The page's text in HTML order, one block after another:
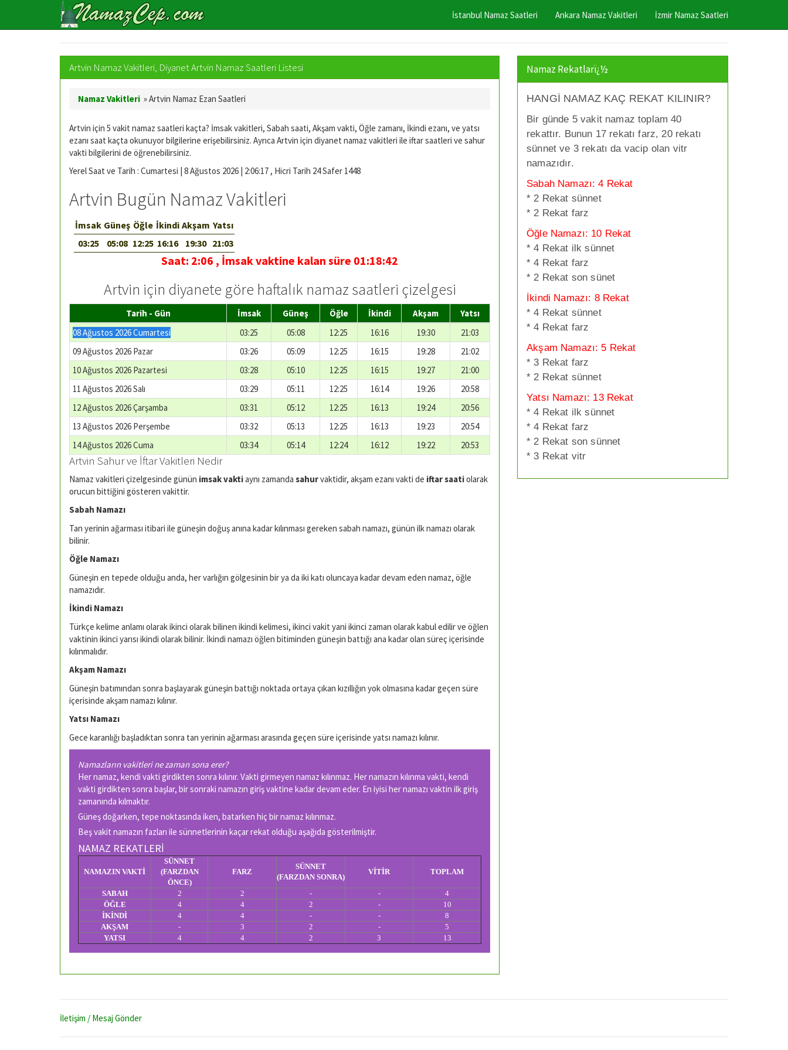
İstanbul Namaz Saatleri Ankara Namaz Vakitleri İzmir Namaz Saatleri
Artvin Namaz Vakitleri, Diyanet Artvin Namaz Saatleri Listesi
Namaz Vakitleri »Artvin Namaz Ezan Saatleri
Artvin için 5 vakit namaz saatleri kaçta? İmsak vakitleri, Sabah saati, Akşam vakti, Öğle zamanı, İkindi ezanı, ve yatsı
ezanı saat kaçta okunuyor bilgilerine erişebilirsiniz. Ayrıca Artvin için diyanet namaz vakitleri ile iftar saatleri ve sahur
vakti bilgilerini de öğrenebilirsiniz.
Yerel Saat ve Tarih : Cumartesi | 8 Ağustos 2026 | 2:06:17 , Hicri Tarih 24 Safer 1448
Artvin Bugün Namaz Vakitleri
İmsak
03:25
Güneş
05:08
Öğle
12:25
İkindi
16:16
Akşam
19:30
Yatsı
21:03
Saat: 2:06 , İmsak vaktine kalan süre 01:18:42
Artvin için diyanete göre haftalık namaz saatleri çizelgesi
Tarih - Gün İmsak Güneş Öğle İkindi Akşam
Yatsı
08 Ağustos 2026 Cumartesi
03:25 05:08 12:25 16:16 19:30
21:03
09 Ağustos 2026 Pazar
03:26 05:09 12:25 16:15 19:28
21:02
10 Ağustos 2026 Pazartesi
03:28 05:10 12:25 16:15 19:27
21:00
11 Ağustos 2026 Salı
03:29 05:11 12:25 16:14 19:26
20:58
12 Ağustos 2026 Çarşamba
03:31 05:12 12:25 16:13 19:24
20:56
13 Ağustos 2026 Perşembe
03:32 05:13 12:25 16:13 19:23
20:54
14 Ağustos 2026 Cuma
03:34 05:14 12:24 16:12 19:22 20:53
Artvin Sahur ve İftar Vakitleri Nedir
Namaz vakitleri çizelgesinde günün imsak vaktiaynı zamanda sahurvaktidir, akşam ezanı vakti de iftar saatiolarak
orucun bittiğini gösteren vakittir.
Sabah Namazı
Tan yerinin ağarması itibari ile güneşin doğuş anına kadar kılınması gereken sabah namazı, günün ilk namazı olarak
bilinir.
Öğle Namazı
Güneşin en tepede olduğu anda, her varlığın gölgesinin bir ya da iki katı oluncaya kadar devam eden namaz, öğle
namazıdır.
İkindi Namazı
Türkçe kelime anlamı olarak ikinci olarak bilinen ikindi kelimesi, ikinci vakit yani ikinci zaman olarak kabul edilir ve öğlen
vaktinin ikinci yarısı ikindi olarak bilinir. İkindi namazı öğlen bitiminden güneşin battığı ana kadar olan süreç içerisinde
kılınmalıdır.
Akşam Namazı
Güneşin batımından sonra başlayarak güneşin battığı noktada ortaya çıkan kızıllığın yok olmasına kadar geçen süre
içerisinde akşam namazı kılınır.
Yatsı Namazı
Gece karanlığı başladıktan sonra tan yerinin ağarması arasında geçen süre içerisinde yatsı namazı kılınır.
Namazların vakitleri ne zaman sona erer?
Her namaz, kendi vakti girdikten sonra kılınır. Vakti girmeyen namaz kılınmaz. Her namazın kılınma vakti, kendi
vakti girdikten sonra başlar, bir sonraki namazın giriş vaktine kadar devam eder. En iyisi her namazı vaktin ilk giriş
zamanında kılmaktır.
Güneş doğarken, tepe noktasında iken, batarken hiç bir namaz kılınmaz.
Beş vakit namazın fazları ile sünnetlerinin kaçar rekat olduğu aşağıda gösterilmiştir.
NAMAZ REKATLERİ
NAMAZIN VAKTİ
SÜNNET
(FARZDAN
ÖNCE)
FARZ
SÜNNET
(FARZDAN SONRA)
VİTİR TOPLAM
SABAH 2 2 - -
4
ÖĞLE
4 4 2 -
10
İKİNDİ
4 4 - -
8
AKŞAM
- 3 2 -
5
YATSI
4 4 2 3 13
Namaz Rekatlarï¿½
HANGİ NAMAZ KAÇ REKAT KILINIR?
Bir günde 5 vakit namaz toplam 40
rekattır. Bunun 17 rekatı farz, 20 rekatı
sünnet ve 3 rekatı da vacip olan vitr
namazıdır.
Sabah Namazı: 4 Rekat
* 2 Rekat sünnet
* 2 Rekat farz
Öğle Namazı: 10 Rekat
* 4 Rekat ilk sünnet
* 4 Rekat farz
* 2 Rekat son sünet
İkindi Namazı: 8 Rekat
* 4 Rekat sünnet
* 4 Rekat farz
Akşam Namazı: 5 Rekat
* 3 Rekat farz
* 2 Rekat sünnet
Yatsı Namazı: 13 Rekat
* 4 Rekat ilk sünnet
* 4 Rekat farz
* 2 Rekat son sünnet
* 3 Rekat vitr
İletişim / Mesaj Gönder